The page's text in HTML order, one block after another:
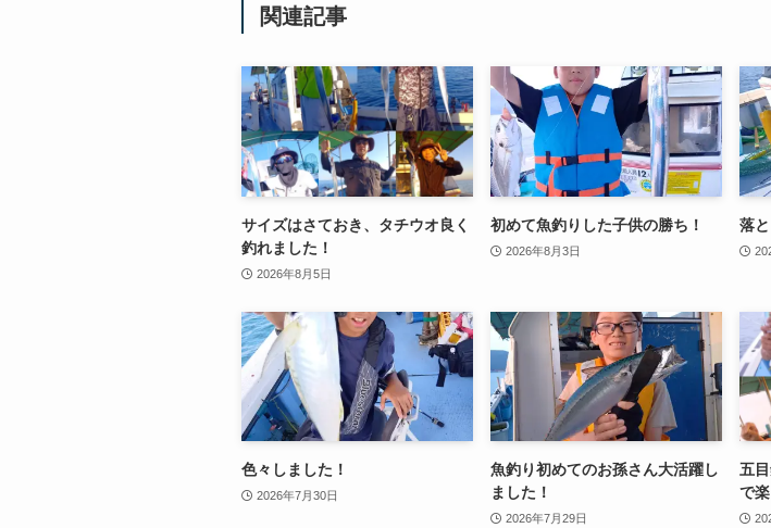
関連記事
サイズはさておき、タチウオ良く
釣れました！
2026年8月5日
初めて魚釣りした子供の勝ち！
2026年8月3日
落
色々しました！
2026年7月30日
魚釣り初めてのお孫さん大活躍し
ました！
2026年7月29日
五
で